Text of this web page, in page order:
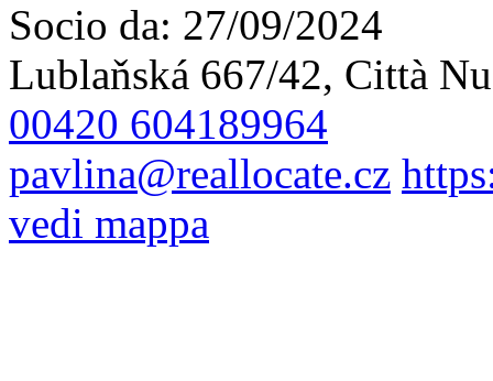
Socio da: 27/09/2024
Lublaňská 667/42, Città
00420 604189964
pavlina@reallocate.cz
vedi mappa